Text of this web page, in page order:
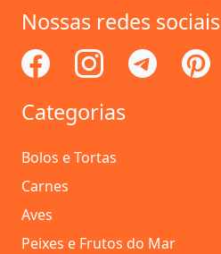
Nossas redes sociais
Categorias
Bolos e Tortas
Carnes
Aves
Peixes e Frutos do Mar